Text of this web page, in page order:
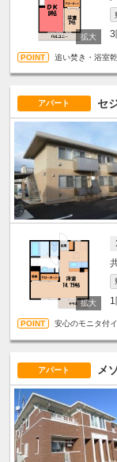
3
追い焚き・浴室
アパート セ
安心のモニタ付
アパート メ